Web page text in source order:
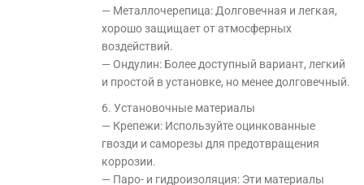
— Металлочерепица: Долговечная и легкая,
хорошо защищает от атмосферных
воздействий.
— Ондулин: Более доступный вариант, легкий
и простой в установке, но менее долговечный.
6. Установочные материалы
— Крепежи: Используйте оцинкованные
гвозди и саморезы для предотвращения
коррозии.
— Паро- и гидроизоляция: Эти материалы